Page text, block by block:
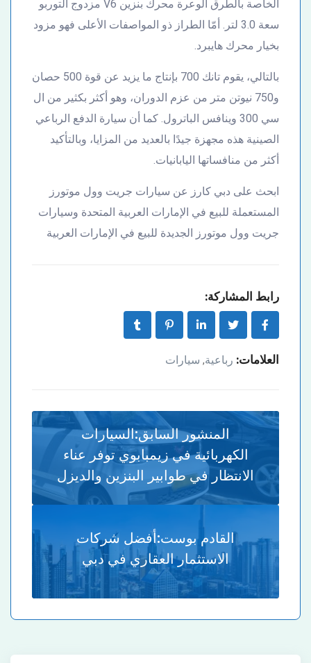
الخاصة بالطرق الوعرة محرك بنزين V6 مزدوج التوربو
سعة 3.0 لتر. أمّا الطراز ذو المواصفات الأعلى فهو مزود
بخيار محرك هايبرد.
بالتالي، يقوم تانك 700 بإنتاج ما يزيد عن قوة 500 حصان
و750 نيوتن متر من عزم الدوران، وهو أكثر بكثير من ال
سي 300 وينافس الباترول. كما أن سيارة الدفع الرباعي
الصينية هذه مجهزة جيدًا بالعديد من المزايا، وبالتأكيد
أكثر من منافساتها اليابانيات.
ابحث على دبي كارز عن سيارات جريت وول موتورز
المستعملة للبيع في الإمارات العربية المتحدة وسيارات
جريت وول موتورز الجديدة للبيع في الإمارات العربية
رابط المشاركة:
العلامات: رباعية, سيارات
المنشور السابق:السيارات
الكهربائية في زيمبابوي توفر عناء
الانتظار في طوابير البنزين والديزل
القادم بوست:أفضل شركات
الاستثمار العقاري في دبي